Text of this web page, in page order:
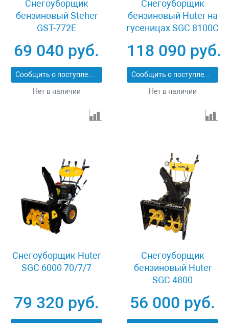
Снегоуборщик
бензиновый Steher
GST-772E
69 040 руб.
Сообщить о поступлении
Нет в наличии
Снегоуборщик
бензиновый Huter на
гусеницах SGC 8100C
118 090 руб.
Сообщить о поступлении
Нет в наличии
Снегоуборщик Huter
SGC 6000 70/7/7
79 320 руб.
Снегоуборщик
бензиновый Huter
SGC 4800
56 000 руб.